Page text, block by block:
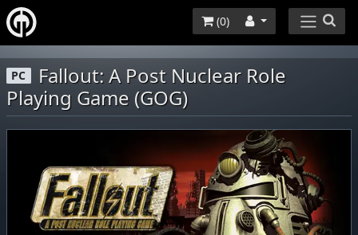
(0)
PC
Fallout: A Post Nuclear Role
Playing Game (GOG)